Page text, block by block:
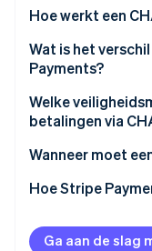
Nu
Hoe werkt een
Wat is het
Payments?
Snelheid en
Betaallimieten
Gangbare
Finaliteit en
Welke
betalingen via
Wanneer moet
Hoe Stripe
Ga aan de slag